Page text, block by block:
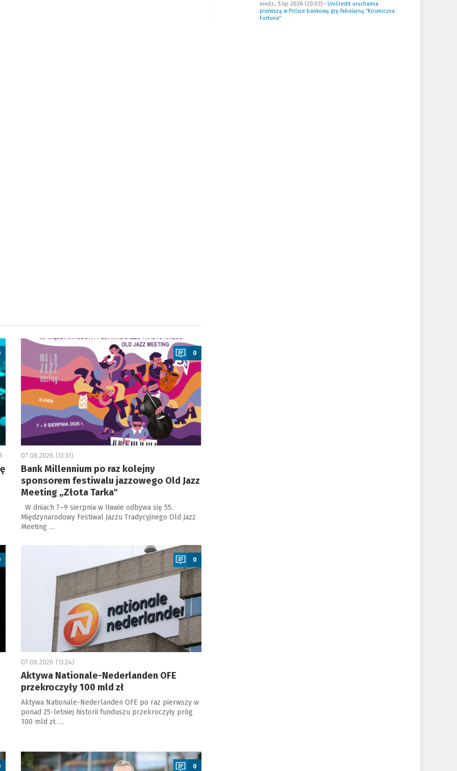
a
0
07.08.2026 (13:31)
Bank Millennium po raz kolejny
sponsorem festiwalu jazzowego Old Jazz
Meeting „Złota Tarka"
W dniach 7–9 sierpnia w Iławie odbywa się 55.
Międzynarodowy Festiwal Jazzu Tradycyjnego Old Jazz
Meeting …
0
07.08.2026 (13:24)
Aktywa Nationale-Nederlanden OFE
przekroczyły 100 mld zł
Aktywa Nationale-Nederlanden OFE po raz pierwszy w
ponad 25-letniej historii funduszu przekroczyły próg
100 mld zł. …
a
0
niedz., 5 lip 2026 (20:03)• UniCredit uruchamia
pierwszą w Polsce bankową grę fabularną “Kosmiczna
Fortuna”